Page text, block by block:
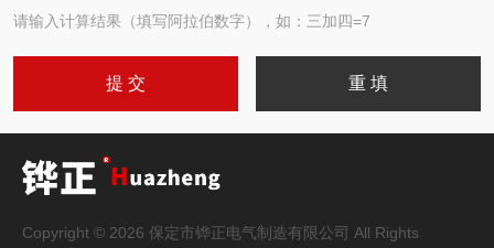
请输入计算结果（填写阿拉伯数字），如：三加四=7
Copyright © 2026 保定市铧正电气制造有限公司 All Rights